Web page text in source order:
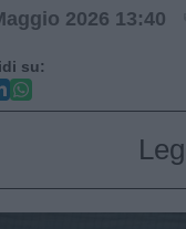
2026 13:40
su: